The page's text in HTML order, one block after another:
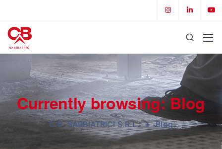
Currently browsing: Blog
C.B. SABBIATRICI S.R.L. Blog